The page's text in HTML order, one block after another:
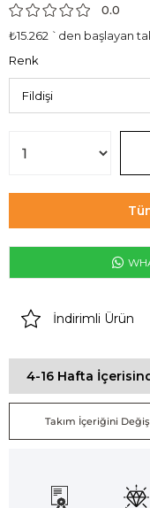
0.0
₺15.262 `den başlayan
Renk
İndirimli Ürün
4-16 Hafta
Takım İçeriğini